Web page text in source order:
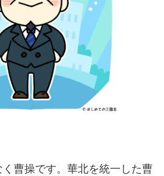
曹操です。華北を統一した曹